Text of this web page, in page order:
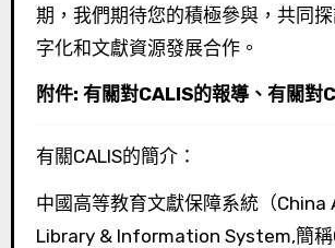
期，我們期待您的積極參與，共同
字化和文獻資源發展合作。
附件: 有關對CALIS的報導、有關對
有關CALIS的簡介：
中國高等教育文獻保障系統（China
Library & Information System,簡稱